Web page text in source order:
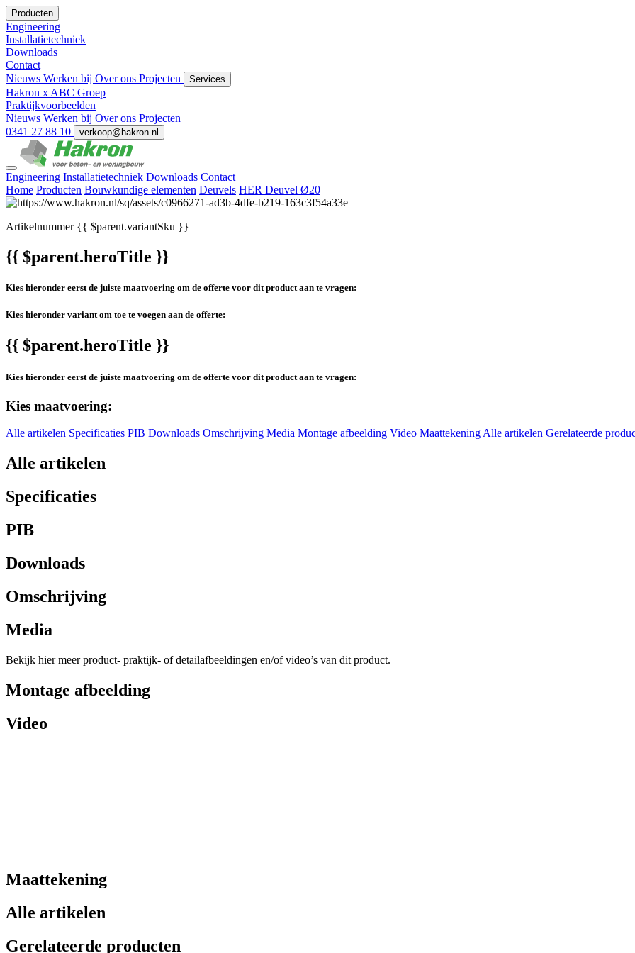
Producten
Engineering
Installatietechniek
Downloads
Contact
Nieuws Werken bij Over ons Projecten Services
Hakron x ABC Groep
Praktijkvoorbeelden
Nieuws Werken bij Over ons Projecten
0341 27 88 10
verkoop@hakron.nl
Engineering Installatietechniek Downloads Contact
Home Producten Bouwkundige elementen Deuvels HER Deuvel Ø20
Artikelnummer{{ $parent.variantSku }}
{{ $parent.heroTitle }}
Kies hieronder eerst de juiste maatvoering om de offerte voor dit product aan te vragen:
Kies hieronder variant om toe te voegen aan de offerte:
{{ $parent.heroTitle }}
Kies hieronder eerst de juiste maatvoering om de offerte voor dit product aan te vragen:
Kies maatvoering:
Alle artikelen Specificaties PIB Downloads Omschrijving Media Montage afbeelding Video MaattekeningAlle artikelen Gerelateerde
Alle artikelen
Specificaties
PIB
Downloads
Omschrijving
Media
Bekijk hier meer product- praktijk- of detailafbeeldingen en/of video’s van dit product.
Montage afbeelding
Video
Maattekening
Alle artikelen
Gerelateerde producten